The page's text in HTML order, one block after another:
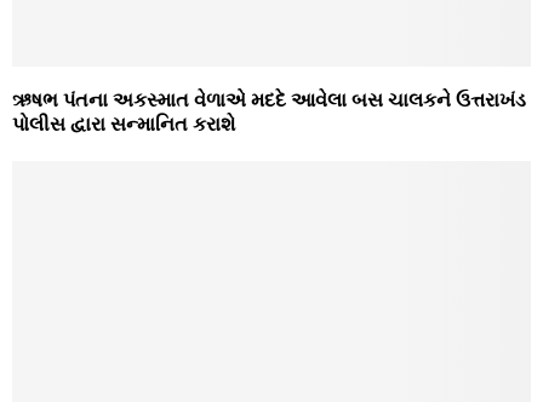
ઋષભ પંતના અકસ્માત વેળાએ મદદે આવેલા બસ ચાલકને ઉત્તરાખંડ
પોલીસ દ્વારા સન્માનિત કરાશે